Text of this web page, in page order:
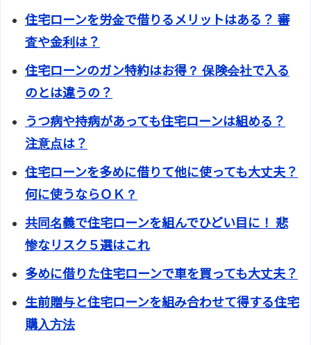
住宅ローンを労金で借りるメリットはある？ 審
査や金利は？
住宅ローンのガン特約はお得？ 保険会社で入る
のとは違うの？
うつ病や持病があっても住宅ローンは組める？
注意点は？
住宅ローンを多めに借りて他に使っても大丈夫？
何に使うならＯＫ？
共同名義で住宅ローンを組んでひどい目に！ 悲
惨なリスク５選はこれ
多めに借りた住宅ローンで車を買っても大丈夫？
生前贈与と住宅ローンを組み合わせて得する住宅
購入方法